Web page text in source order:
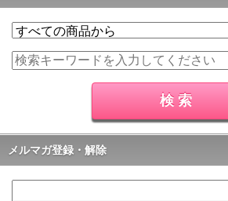
メルマガ登録・解除